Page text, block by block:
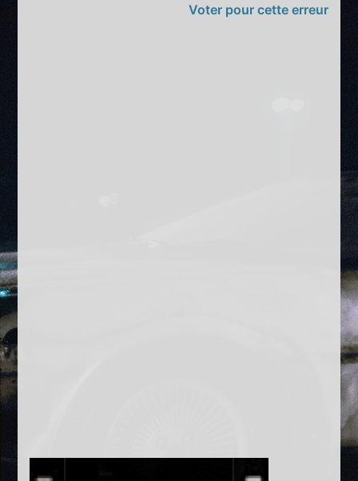
Voter pour cette erreur